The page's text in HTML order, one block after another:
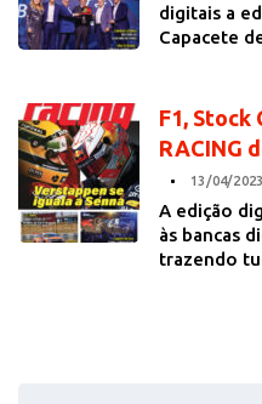
digitais a
Capacete
F1, Stock
RACING
13/04/2023
A edição
às bancas
trazendo